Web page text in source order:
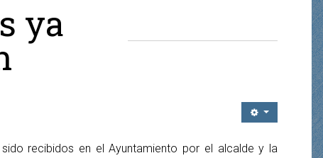
ya
recibidos en el Ayuntamiento por el alcalde y la